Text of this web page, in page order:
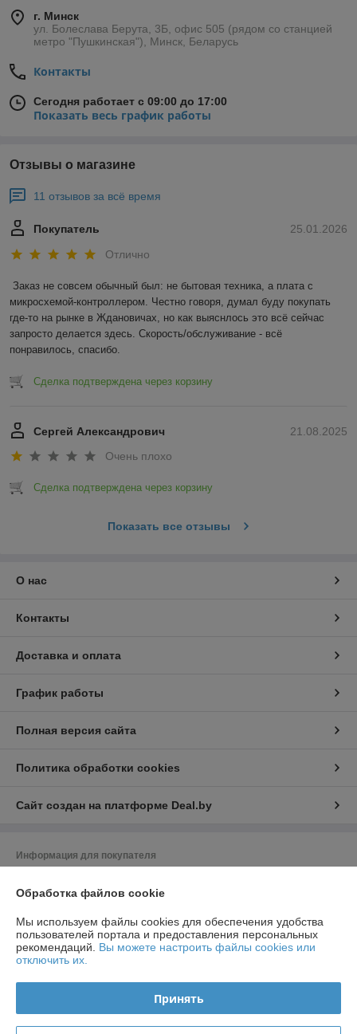
г. Минск
ул. Болеслава Берута, 3Б, офис 505 (рядом со станцией
метро "Пушкинская"), Минск, Беларусь
Контакты
Сегодня работает с 09:00 до 17:00
Показать весь график работы
Отзывы о магазине
11 отзывов за всё время
25.01.2026
Покупатель
Отлично
Заказ не совсем обычный был: не бытовая техника, а плата с
микросхемой-контроллером. Честно говоря, думал буду покупать
где-то на рынке в Ждановичах, но как выяснлось это всё сейчас
запросто делается здесь. Скорость/обслуживание - всё
понравилось, спасибо.
Сделка подтверждена через корзину
21.08.2025
Сергей Александрович
Очень плохо
Сделка подтверждена через корзину
Показать все отзывы
О нас
Контакты
Доставка и оплата
График работы
Полная версия сайта
Политика обработки cookies
Сайт создан на платформе Deal.by
Информация для покупателя
Леонардович
Регистрационный номер ЕГР: 190603221
УНП: 190603221
Регистрационный орган: Минский городской исполнительный комитет
Дата регистрации компании: 19.07.2018
Ссылка на свидетельство/лицензию
Обработка файлов cookie
Мы используем файлы cookies для обеспечения удобства
пользователей портала и предоставления персональных
рекомендаций. Вы можете настроить файлы cookies или
отключить их.
Принять